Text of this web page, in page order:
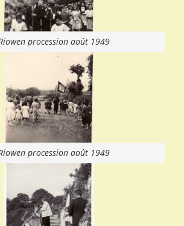
procession août 1949
procession août 1949